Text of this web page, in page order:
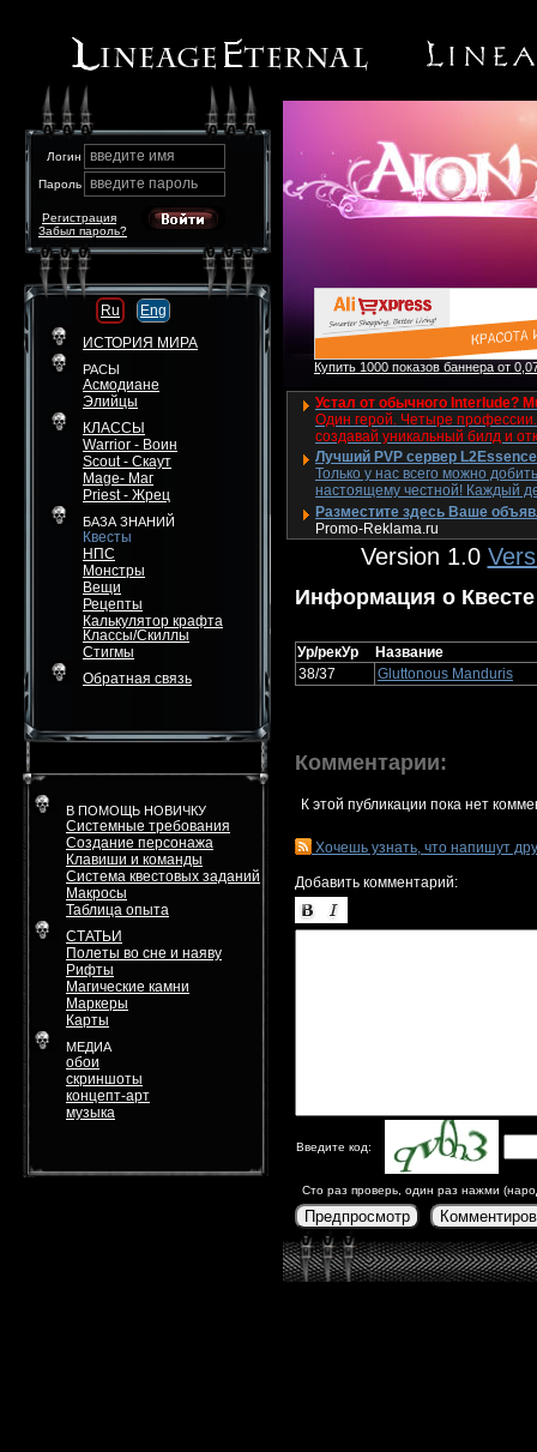
Логин введите имя
Пароль введите пароль
Забыл пароль?
Регистрация
Ru
Eng
ИСТОРИЯ МИРА
РАСЫ
Асмодиане
Элийцы
КЛАССЫ
Warrior - Воин
Scout - Скаут
Mage- Маг
Priest - Жрец
БАЗА ЗНАНИЙ
Квесты
НПС
Монстры
Вещи
Рецепты
Калькулятор крафта
Классы/Скиллы
Стигмы
Обратная связь
В ПОМОЩЬ НОВИЧКУ
Системные требования
Создание персонажа
Клавиши и команды
Система квестовых заданий
Макросы
Таблица опыта
СТАТЬИ
Полеты во сне и наяву
Рифты
Магические камни
Маркеры
Карты
МЕДИА
обои
скриншоты
концепт-арт
музыка
Купить 1000 показов баннера от
Устал от обычного Interlude?
Один герой. Четыре
создавай уникальный билд и
Лучший PVP сервер
Только у нас всего можно
настоящему честной! Каждый
Разместите здесь Ваше
Promo-Reklama.ru
Version 1.0
Информация о Квесте
Ур/рекУр
Название
38/37
Gluttonous Manduris
Комментарии:
К этой публикации пока нет
Хочешь узнать, что напишут
Добавить комментарий:
Введите код:
Сто раз проверь, один раз нажми
Предпросмотр